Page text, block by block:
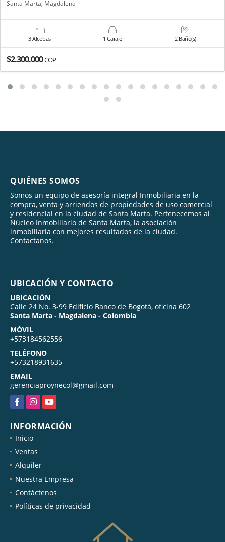
Santa Marta, Magdalena
3 Alcobas 1 Garaje 2 Baño(s)
$2.300.000COP
QUIÉNES SOMOS
Somos un equipo de asesoría integral Inmobiliaria en la
compra, venta y arriendos de propiedades de uso comercial
y residencial en la ciudad de Santa Marta. Pertenecemos al
Núcleo Inmobiliario de Santa Marta, la asociación
inmobiliaria con mejores resultados de la ciudad.
Contactanos.
UBICACIÓN Y CONTACTO
UBICACIÓN
Calle 24 No. 3-99 Edificio Banco de Bogotá, oficina 602
Santa Marta - Magdalena - Colombia
MÓVIL
+573184562556
TELÉFONO
+573218931635
EMAIL
gerenciaproynecol@gmail.com
FacebookInstagramYouTube
INFORMACIÓN
Inicio
Ventas
Alquiler
Nuestra Empresa
Contáctenos
Políticas de privacidad